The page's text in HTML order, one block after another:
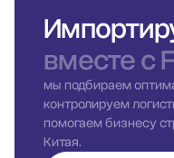
вместе с
мы подбираем
контролируем
помогаем бизнесу
Китая.